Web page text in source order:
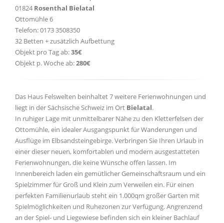
01824 Rosenthal Bielatal
Ottomühle 6
Telefon: 0173 3508350
32 Betten + zusätzlich Aufbettung
Objekt pro Tag ab:35€
Objekt p. Woche ab:280€
Das Haus Felswelten beinhaltet 7 weitere Ferienwohnungen und
liegt in der Sächsische Schweiz im Ort Bielatal.
In ruhiger Lage mit unmittelbarer Nähe zu den Kletterfelsen der
Ottomühle, ein idealer Ausgangspunkt für Wanderungen und
Ausflüge im Elbsandsteingebirge. Verbringen Sie Ihren Urlaub in
einer dieser neuen, komfortablen und modern ausgestatteten
Ferienwohnungen, die keine Wünsche offen lassen. Im
Innenbereich laden ein gemütlicher Gemeinschaftsraum und ein
Spielzimmer für Groß und Klein zum Verweilen ein. Für einen
perfekten Familienurlaub steht ein 1.000qm großer Garten mit
Spielmöglichkeiten und Ruhezonen zur Verfügung. Angrenzend
an der Spiel- und Liegewiese befinden sich ein kleiner Bachlauf